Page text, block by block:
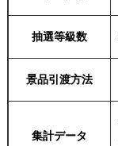
抽選等級数
景品引渡方法
集計データ